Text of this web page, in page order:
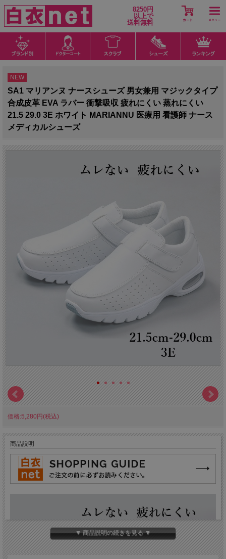
8250円
以上で
送料無料
NEW
SA1 マリアンヌ ナースシューズ 男女兼用 マジックタイプ
合成皮革 EVA ラバー 衝撃吸収 疲れにくい 蒸れにくい
21.5 29.0 3E ホワイト MARIANNU 医療用 看護師 ナース
メディカルシューズ
価格:5,280円(税込)
商品説明
▼ 商品説明の続きを見る ▼